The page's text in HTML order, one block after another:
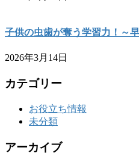
子供の虫歯が奪う学習力！～
2026年3月14日
カテゴリー
お役立ち情報
未分類
アーカイブ